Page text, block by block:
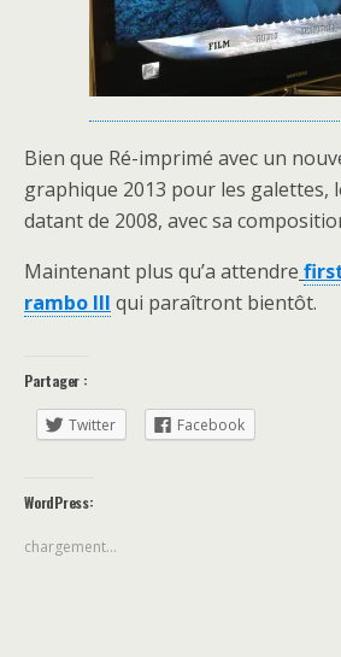
Bien que Ré-imprimé avec un
graphique 2013 pour les galettes,
datant de 2008, avec sa
Maintenant plus qu’a attendre
rambo III qui paraîtront bientôt.
Partager :
Twitter Facebook
WordPress:
chargement…